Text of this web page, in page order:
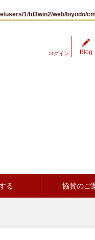
users/1/td3win2/web/biyodo/
Blog
ログイン
る 協賛のご